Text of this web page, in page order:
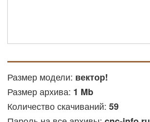
Размер модели: вектор!
Размер архива: 1 Mb
Количество скачиваний: 59